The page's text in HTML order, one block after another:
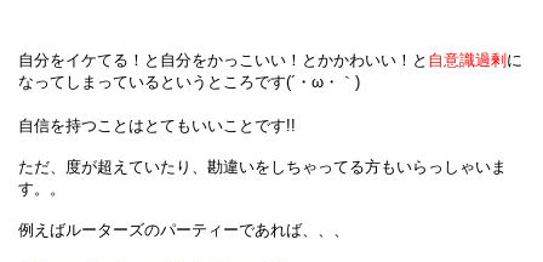
自分をイケてる！と自分をかっこいい！とかかわいい！と 自意識過剰 に
なってしまっているというところです(´・ω・｀)
自信を持つことはとてもいいことです!!
ただ、度が超えていたり、勘違いをしちゃってる方もいらっしゃいま
す。。
例えばルーターズのパーティーであれば、、、